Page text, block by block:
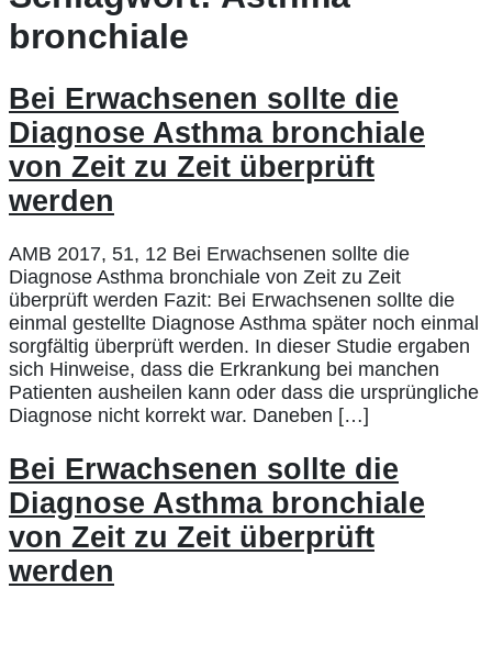
bronchiale
Bei Erwachsenen sollte die
Diagnose Asthma bronchiale
von Zeit zu Zeit überprüft
werden
AMB 2017, 51, 12 Bei Erwachsenen sollte die
Diagnose Asthma bronchiale von Zeit zu Zeit
überprüft werden Fazit: Bei Erwachsenen sollte die
einmal gestellte Diagnose Asthma später noch einmal
sorgfältig überprüft werden. In dieser Studie ergaben
sich Hinweise, dass die Erkrankung bei manchen
Patienten ausheilen kann oder dass die ursprüngliche
Diagnose nicht korrekt war. Daneben […]
Bei Erwachsenen sollte die
Diagnose Asthma bronchiale
von Zeit zu Zeit überprüft
werden